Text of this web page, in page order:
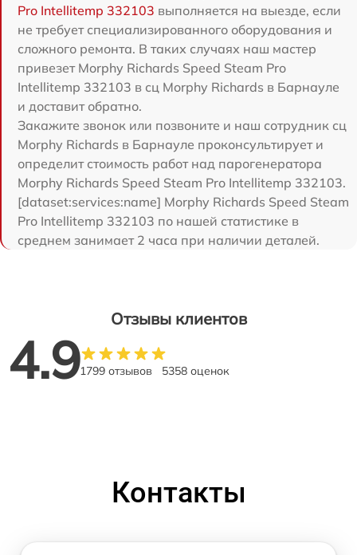
Pro Intellitemp 332103 выполняется на выезде, если
не требует специализированного оборудования и
сложного ремонта. В таких случаях наш мастер
привезет Morphy Richards Speed Steam Pro
Intellitemp 332103 в сц Morphy Richards в Барнауле
и доставит обратно.
Закажите звонок или позвоните и наш сотрудник сц
Morphy Richards в Барнауле проконсультирует и
определит стоимость работ над парогенератора
Morphy Richards Speed Steam Pro Intellitemp 332103.
[dataset:services:name] Morphy Richards Speed Steam
Pro Intellitemp 332103 по нашей статистике в
среднем занимает 2 часа при наличии деталей.
Отзывы клиентов
4.91799 отзывов 5358 оценок
Контакты